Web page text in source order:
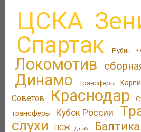
ЦСКА
Спартак Рубин
Локомотив
Динамо Трансферы
Советов
Краснодар
трансферы
Кубок России
слухи
ПСЖ Дзюба Балтика